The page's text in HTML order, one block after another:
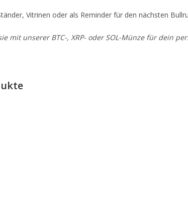
Vitrinen oder als Reminder für den nächsten
mit unserer BTC-, XRP- oder SOL-Münze für dein